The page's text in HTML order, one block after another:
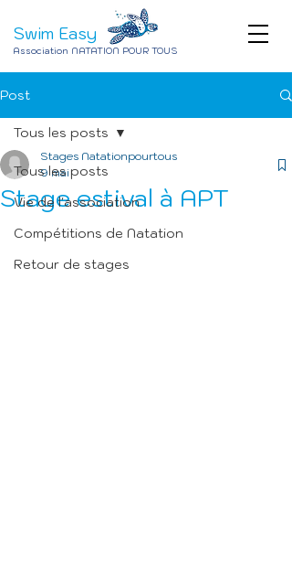
Swim Easy
Association NATATION POUR TOUS
Post
Tous les posts
Vie de l'association
Compétitions de Natation
Retour de stages
Tous les posts
Stage estival à APT
Stages Natationpourtous
9 mai